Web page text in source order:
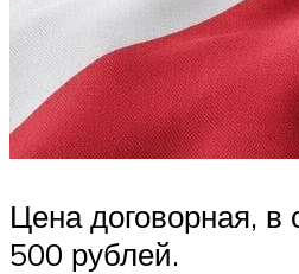
Цена договорная, в
500 рублей.